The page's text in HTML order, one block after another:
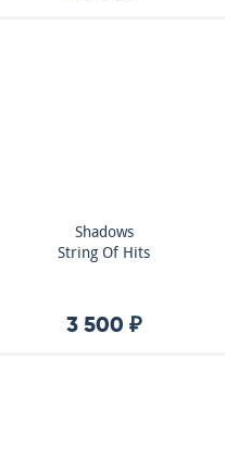
Shadows
String Of Hits
3 500 ₽